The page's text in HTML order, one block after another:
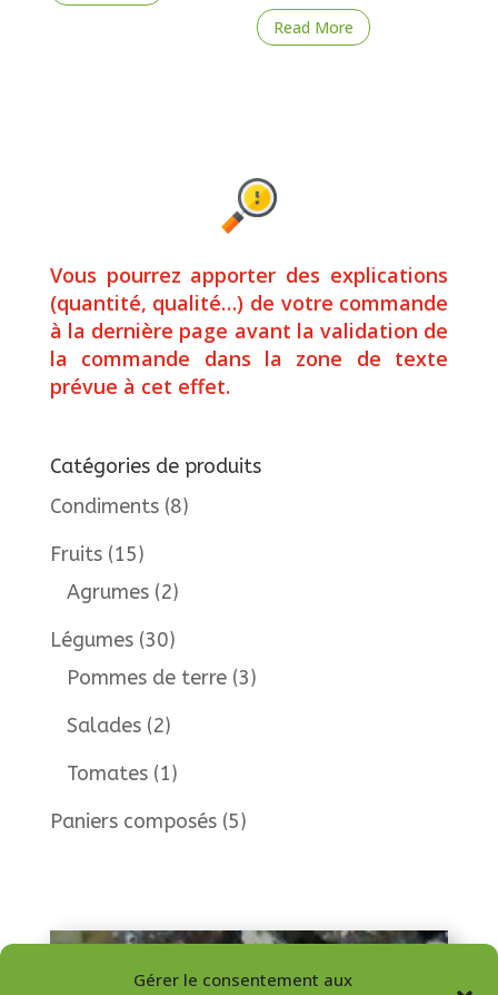
Gérer le consentement aux
Read More
Vous pourrez apporter des explications
(quantité, qualité…) de votre commande
à la dernière page avant la validation de
la commande dans la zone de texte
prévue à cet effet.
Catégories de produits
Condiments (8)
Fruits (15)
Agrumes (2)
Légumes (30)
Pommes de terre (3)
Salades (2)
Tomates (1)
Paniers composés (5)